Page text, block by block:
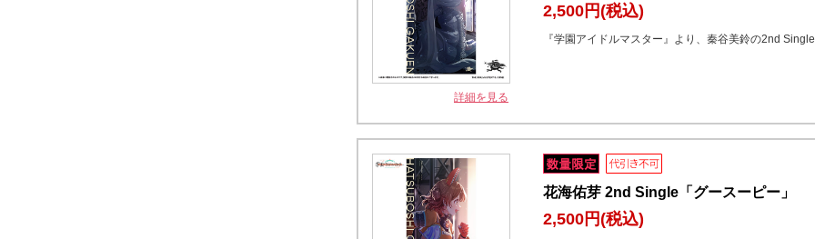
詳細を見る
2,500円(税込)
『学園アイドルマスター』より、秦谷美鈴の2nd Single
花海佑芽 2nd Single「グースーピー」
2,500円(税込)